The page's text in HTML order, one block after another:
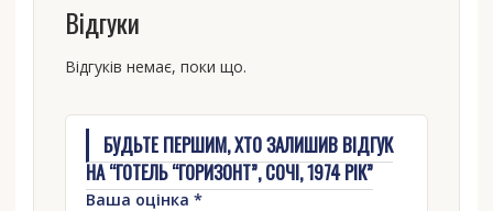
Відгуки
Відгуків немає, поки що.
БУДЬТЕ ПЕРШИМ, ХТО ЗАЛИШИВ ВІДГУК
НА “ГОТЕЛЬ “ГОРИЗОНТ”, СОЧІ, 1974 РІК”
Ваша оцінка *